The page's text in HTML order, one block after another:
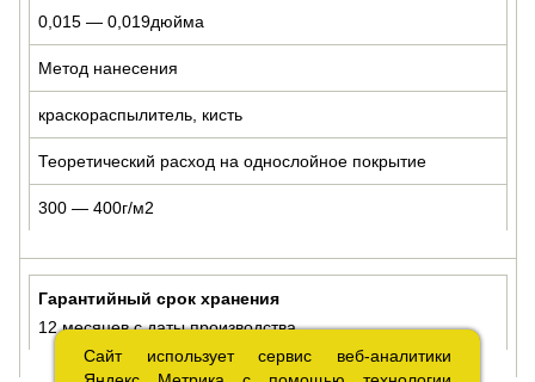
0,015 — 0,019дюйма
Метод нанесения
краскораспылитель, кисть
Теоретический расход на однослойное покрытие
300 — 400г/м2
Гарантийный срок хранения
12 месяцев с даты производства
Сайт использует сервис веб-аналитики
Сайт использует сервис веб-аналитики